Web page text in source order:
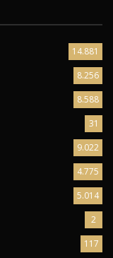
14.881
8.256
8.588
31
9.022
4.775
5.014
2
117